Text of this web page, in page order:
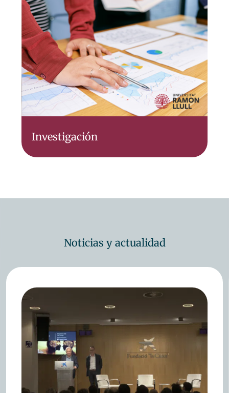
Investigación
Noticias y actualidad